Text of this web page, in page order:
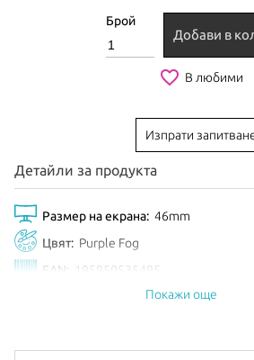
Брой
Добави в
favorite_border В любими
Изпрати
Детайли за продукта
Размер на екрана: 46mm
Цвят: Purple Fog
EAN:
195950535495
Септември 2025
Покажи още